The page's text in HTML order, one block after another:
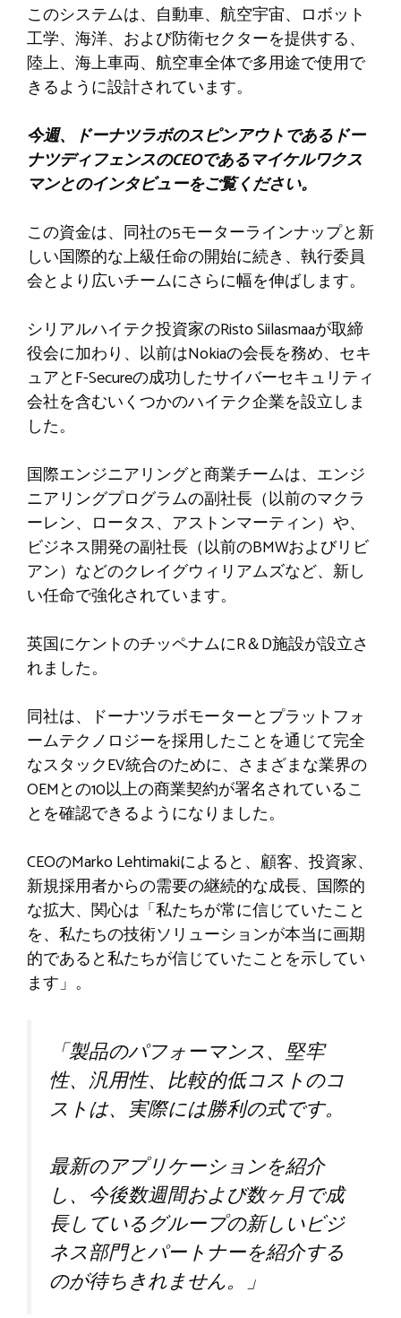
このシステムは、自動車、航空宇宙、ロボット
工学、海洋、および防衛セクターを提供する、
陸上、海上車両、航空車全体で多用途で使用で
きるように設計されています。
今週、ドーナツラボのスピンアウトであるドー
ナツディフェンスのCEOであるマイケルワクス
マンとのインタビューをご覧ください。
この資金は、同社の5モーターラインナップと新
しい国際的な上級任命の開始に続き、執行委員
会とより広いチームにさらに幅を伸ばします。
シリアルハイテク投資家のRisto Siilasmaaが取締
役会に加わり、以前はNokiaの会長を務め、セキ
ュアとF-Secureの成功したサイバーセキュリティ
会社を含むいくつかのハイテク企業を設立しま
した。
国際エンジニアリングと商業チームは、エンジ
ニアリングプログラムの副社長（以前のマクラ
ーレン、ロータス、アストンマーティン）や、
ビジネス開発の副社長（以前のBMWおよびリビ
アン）などのクレイグウィリアムズなど、新し
い任命で強化されています。
英国にケントのチッペナムにR＆D施設が設立さ
れました。
同社は、ドーナツラボモーターとプラットフォ
ームテクノロジーを採用したことを通じて完全
なスタックEV統合のために、さまざまな業界の
OEMとの10以上の商業契約が署名されているこ
とを確認できるようになりました。
CEOのMarko Lehtimakiによると、顧客、投資家、
新規採用者からの需要の継続的な成長、国際的
な拡大、関心は「私たちが常に信じていたこと
を、私たちの技術ソリューションが本当に画期
的であると私たちが信じていたことを示してい
ます」。
「製品のパフォーマンス、堅牢
性、汎用性、比較的低コストのコ
ストは、実際には勝利の式です。
最新のアプリケーションを紹介
し、今後数週間および数ヶ月で成
長しているグループの新しいビジ
ネス部門とパートナーを紹介する
のが待ちきれません。」